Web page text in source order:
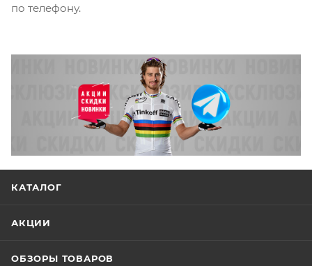
по телефону.
КАТАЛОГ
АКЦИИ
ОБЗОРЫ ТОВАРОВ